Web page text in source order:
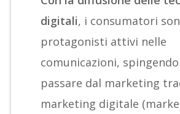
digitali, i consumatori
protagonisti attivi nelle
comunicazioni,
passare dal marketing
marketing digitale